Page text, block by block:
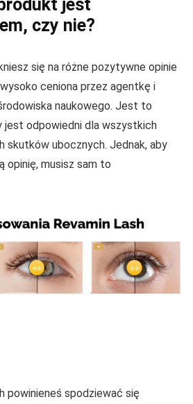
jest
czy nie?
się na różne pozytywne opinie
ceniona przez agentkę i
naukowego. Jest to
jest odpowiedni dla wszystkich
skutków ubocznych. Jednak, aby
opinię, musisz sam to
powinieneś spodziewać się